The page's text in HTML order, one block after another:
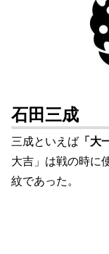
石田三成
三成といえば 「大
大吉」は戦の時に
紋であった。